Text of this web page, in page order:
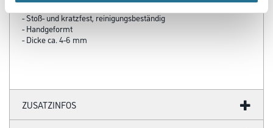
Beanspruchung
- Stoß- und kratzfest, reinigungsbeständig
- Handgeformt
- Dicke ca. 4-6 mm
ZUSATZINFOS